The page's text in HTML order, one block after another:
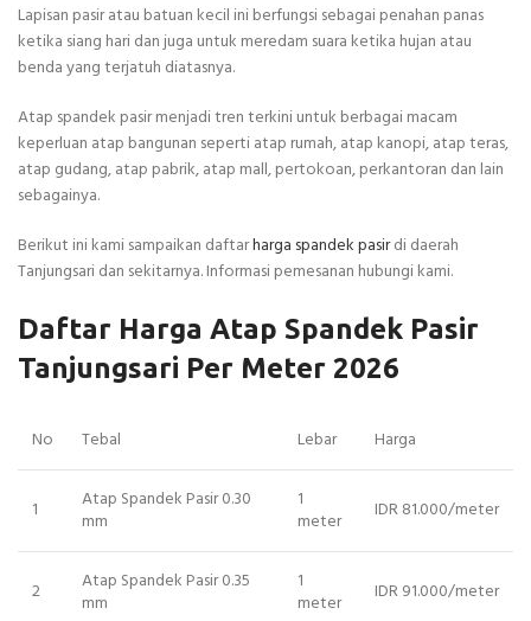
Lapisan pasir atau batuan kecil ini berfungsi sebagai penahan panas
ketika siang hari dan juga untuk meredam suara ketika hujan atau
benda yang terjatuh diatasnya.
Atap spandek pasir menjadi tren terkini untuk berbagai macam
keperluan atap bangunan seperti atap rumah, atap kanopi, atap teras,
atap gudang, atap pabrik, atap mall, pertokoan, perkantoran dan lain
sebagainya.
Berikut ini kami sampaikan daftarharga spandek pasirdi daerah
Tanjungsari dan sekitarnya. Informasi pemesanan hubungi kami.
Daftar Harga Atap Spandek Pasir
Tanjungsari Per Meter 2026
No Tebal Lebar Harga
1
Atap Spandek Pasir 0.30
mm
1
meter
IDR 81.000/meter
2
Atap Spandek Pasir 0.35
mm
1
meter
IDR 91.000/meter